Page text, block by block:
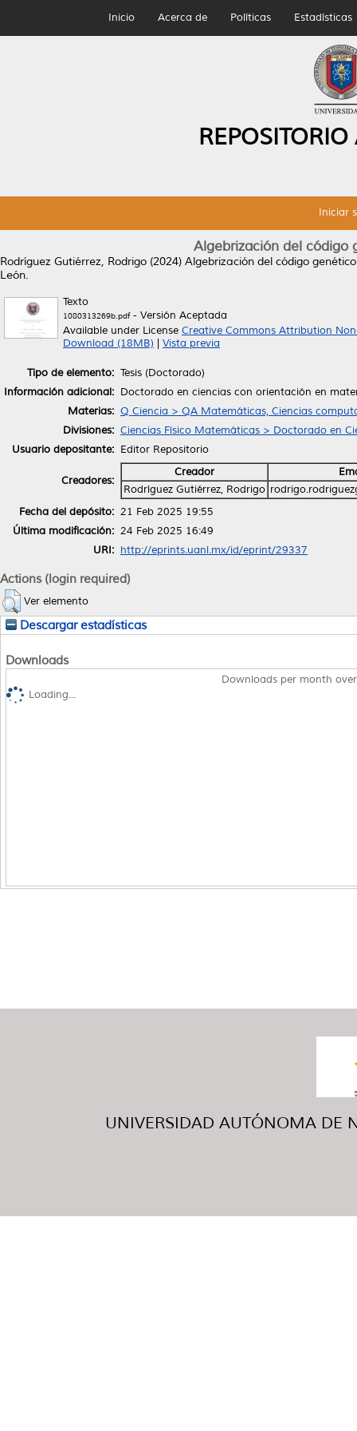
Inicio Acerca de Políticas Estadísticas
Iniciar
Algebrización del código
Rodríguez Gutiérrez, Rodrigo (2024) Algebrización del código
León.
Texto
1080313269b.pdf- Versión Aceptada
Available under License Creative Commons Attribution
Download (18MB)
Vista previa
Tipo de elemento: Tesis (Doctorado)
Información adicional: Doctorado en ciencias con orientación en
Materias: Q Ciencia > QA Matemáticas, Ciencias
Divisiones: Ciencias Físico Matemáticas > Doctorado en
Usuario depositante: Editor Repositorio
Creadores:
Creador
Rodríguez Gutiérrez, Rodrigo
Fecha del depósito: 21 Feb 2025 19:55
Última modificación: 24 Feb 2025 16:49
URI: http://eprints.uanl.mx/id/eprint/29337
Actions (login required)
Ver elemento
Descargar estadísticas
Downloads
Downloads per month
Loading...
UNIVERSIDAD AUTÓNOMA DE